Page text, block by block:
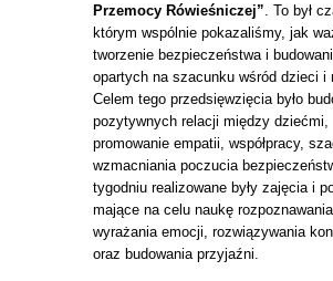
Przemocy Rówieśniczej” . To był
którym wspólnie pokazaliśmy, jak
tworzenie bezpieczeństwa i
opartych na szacunku wśród dzieci i
Celem tego przedsięwzięcia było
pozytywnych relacji między dziećmi,
promowanie empatii, współpracy,
wzmacniania poczucia
tygodniu realizowane były zajęcia i
mające na celu naukę
wyrażania emocji, rozwiązywania
oraz budowania przyjaźni.